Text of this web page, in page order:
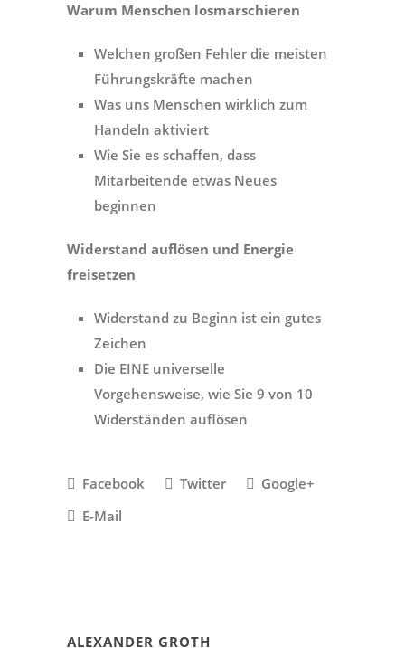
Warum Menschen losmarschieren
Welchen großen Fehler die meisten
Führungskräfte machen
Was uns Menschen wirklich zum
Handeln aktiviert
Wie Sie es schaffen, dass
Mitarbeitende etwas Neues
beginnen
Widerstand auflösen und Energie
freisetzen
Widerstand zu Beginn ist ein gutes
Zeichen
Die EINE universelle
Vorgehensweise, wie Sie 9 von 10
Widerständen auflösen
Facebook Twitter
Google+
E-Mail
ALEXANDER GROTH